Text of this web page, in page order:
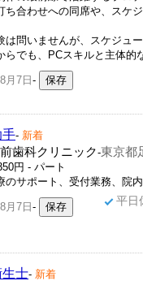
ち合わせへの同席や、スケ
は問いませんが、スケジュ
らでも、PCスキルと主体的
8月7日 -
手- 新着
歯科クリニック-東京都
円 - パート
のサポート、受付業務、院
8月7日 - 平日
士- 新着